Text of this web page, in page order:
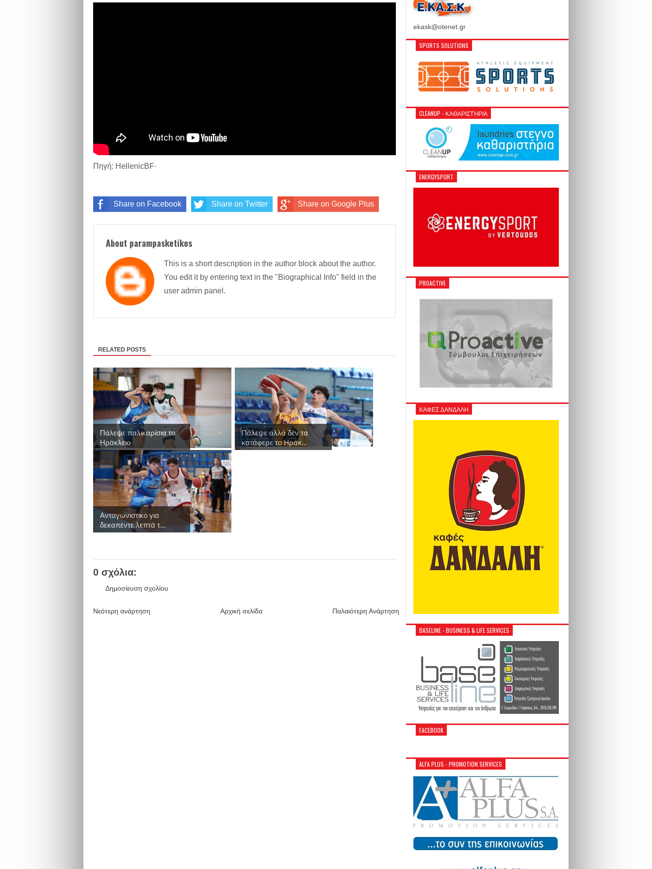
Πηγή: HellenicBF·
Share on Facebook Share on Twitter Share on Google Plus
About parampasketikos
This is a short description in the author block about the author.
You edit it by entering text in the "Biographical Info" field in the
user admin panel.
RELATED POSTS
Πάλεψε παλικαρίσια το
Ηράκλειο
Πάλεψε αλλά δεν τα
κατάφερε το Ηράκ...
Ανταγωνιστικό για
δεκαπέντε λεπτά τ...
0 σχόλια:
Δημοσίευση σχολίου
Νεότερη ανάρτηση Παλαιότερη Ανάρτηση
Αρχική σελίδα
ekask@otenet.gr
SPORTS SOLUTIONS
CLEANUP - ΚΑΘΑΡΙΣΤΉΡΙΑ
ENERGYSPORT
PROACTIVE
ΚΑΦΕΣ ΔΑΝΔΑΛΗ
BASELINE - BUSINESS & LIFE SERVICES
FACEBOOK
ALFA PLUS - PROMOTION SERVICES